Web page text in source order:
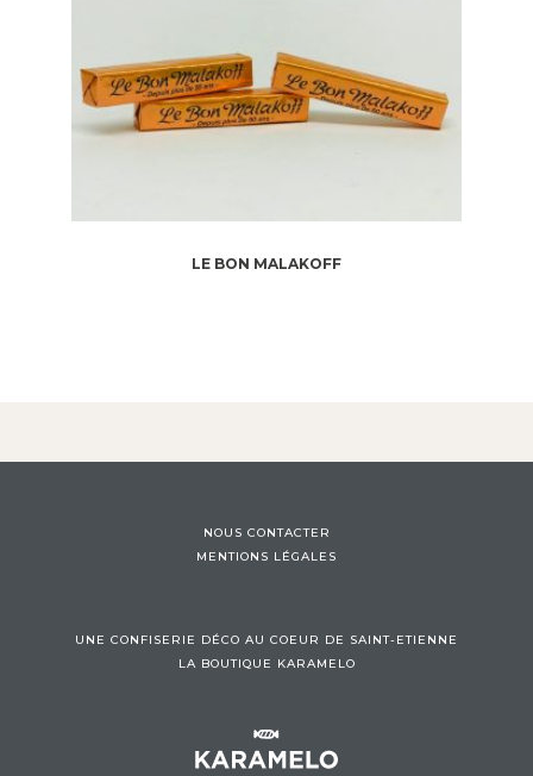
LE BON MALAKOFF
UNE CONFISERIE DÉCO AU COEUR DE SAINT-ETIENNE
LA BOUTIQUE KARAMELO
NOUS CONTACTER
MENTIONS LÉGALES